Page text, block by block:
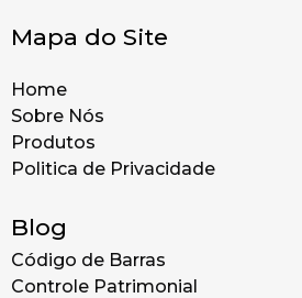
Mapa do Site
Home
Sobre Nós
Produtos
Politica de Privacidade
Blog
Código de Barras
Controle Patrimonial